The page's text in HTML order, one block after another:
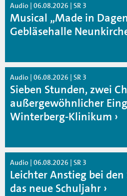
Audio | 06.08.2026 | SR 3
Musical „Made in
Gebläsehalle
Audio | 06.08.2026 | SR 3
Sieben Stunden, zwei
außergewöhnlicher
Winterberg-Klinikum
Audio | 06.08.2026 | SR 3
Leichter Anstieg bei
das neue Schuljahr